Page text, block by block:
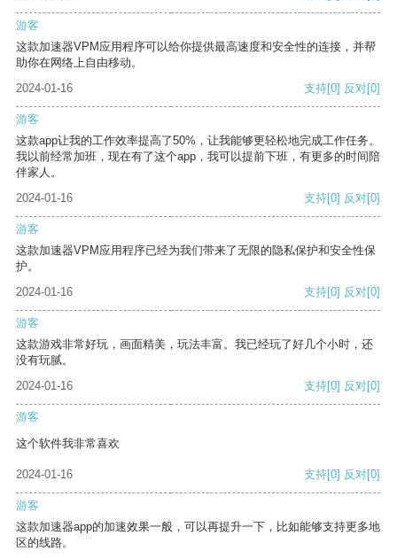
游客
这款加速器VPM应用程序可以给你提供最高速度和安全性的连接，并帮
助你在网络上自由移动。
2024-01-16
支持[0] 反对[0]
游客
这款app让我的工作效率提高了50%，让我能够更轻松地完成工作任务。
我以前经常加班，现在有了这个app，我可以提前下班，有更多的时间陪
伴家人。
2024-01-16
支持[0] 反对[0]
游客
这款加速器VPM应用程序已经为我们带来了无限的隐私保护和安全性保
护。
2024-01-16
支持[0] 反对[0]
游客
这款游戏非常好玩，画面精美，玩法丰富。我已经玩了好几个小时，还
没有玩腻。
2024-01-16
支持[0] 反对[0]
游客
这个软件我非常喜欢
2024-01-16 支持[0] 反对[0]
游客
这款加速器app的加速效果一般，可以再提升一下，比如能够支持更多地
区的线路。